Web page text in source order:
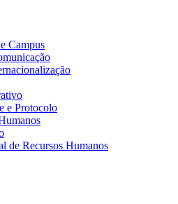
Campus
e Protocolo
de Recursos Humanos